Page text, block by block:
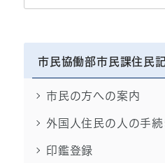
市民協働部市民課住民
市民の方への案内
外国人住民の人の手続
印鑑登録